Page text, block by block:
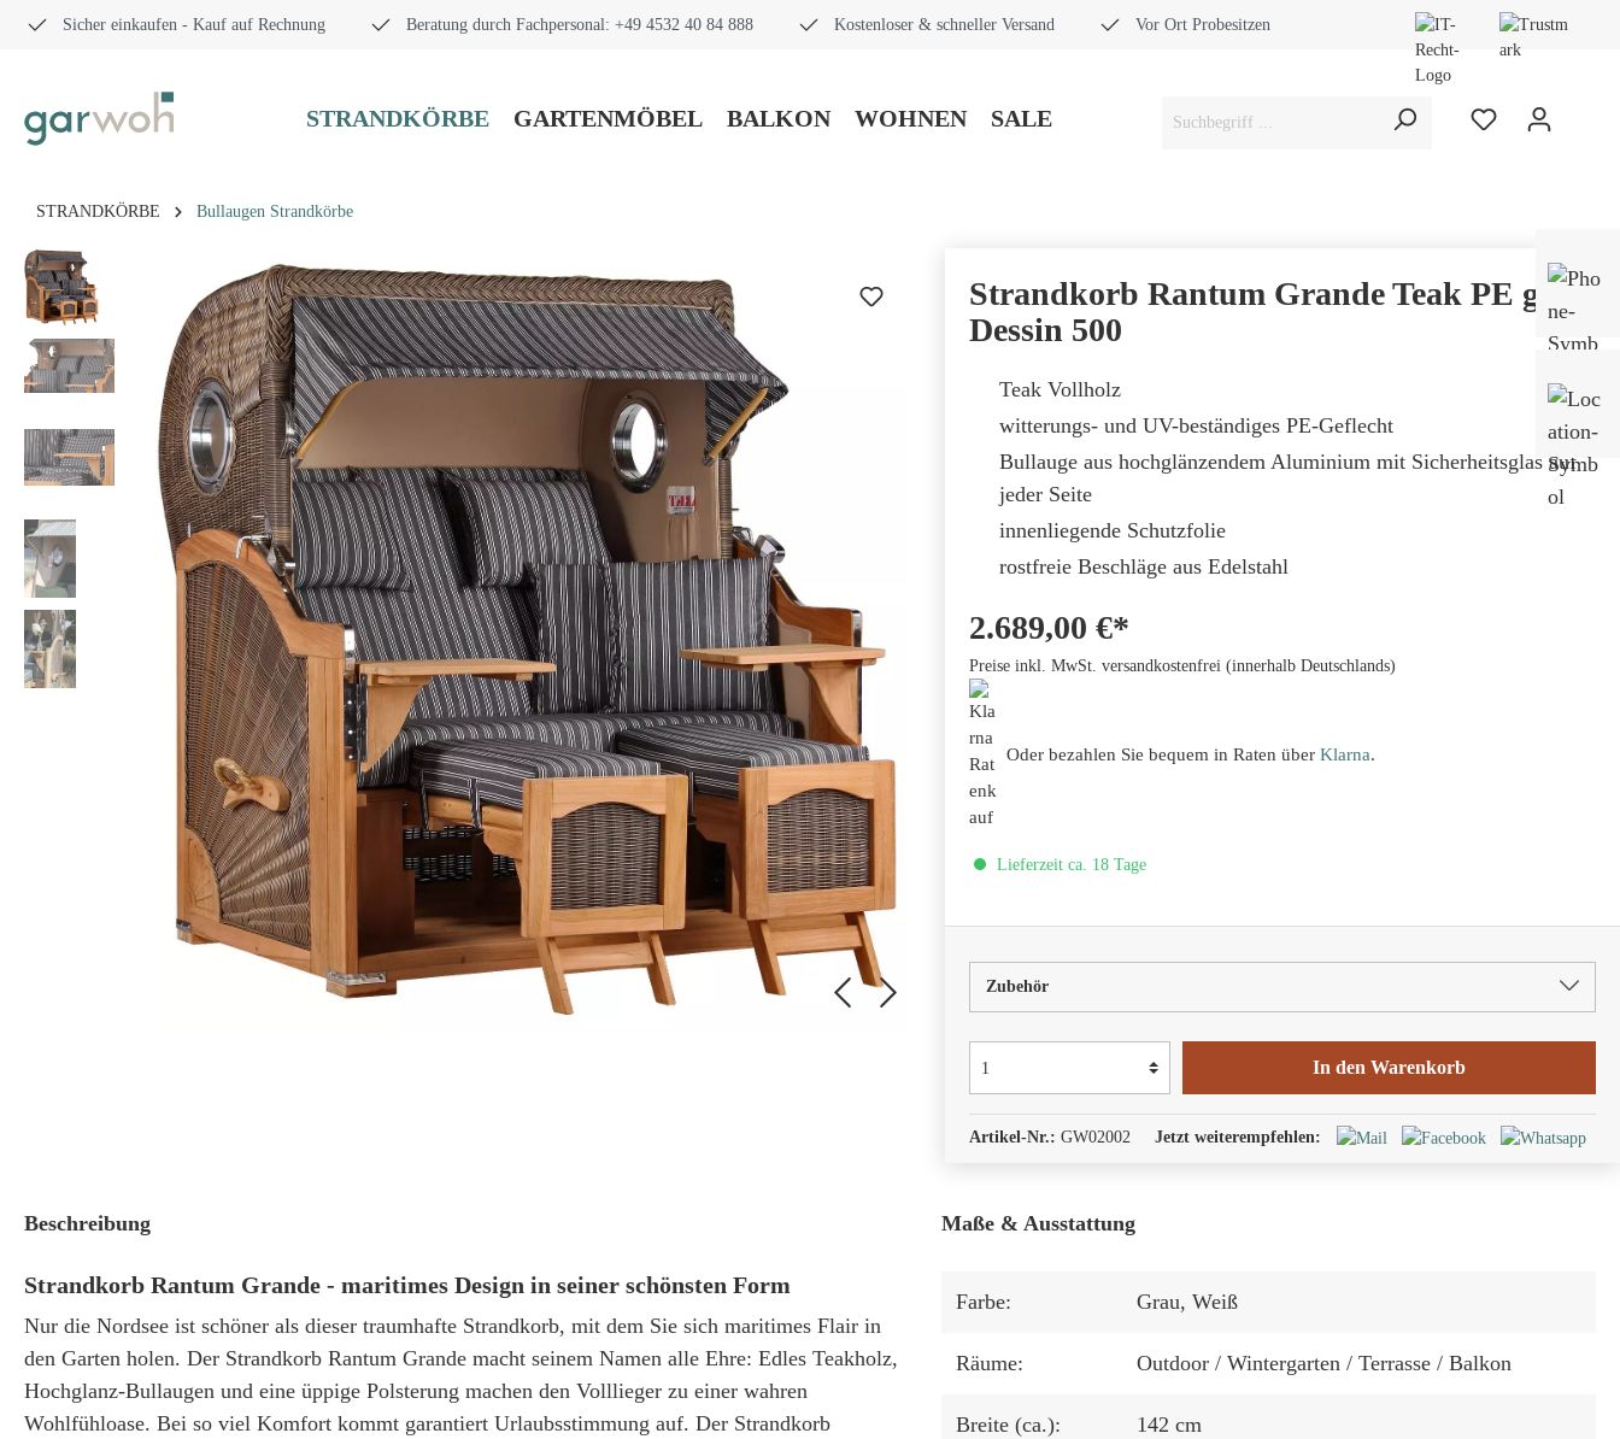
Sicher einkaufen - Kauf auf Rechnung Beratung durch Fachpersonal: +49 4532 40 84 888 Kostenloser & schneller Versand Vor Ort Probesitzen
STRANDKÖRBE GARTENMÖBEL BALKON WOHNEN SALE
STRANDKÖRBE Bullaugen Strandkörbe
Strandkorb Rantum Grande Teak PE grey
Dessin 500
Teak Vollholz
witterungs- und UV-beständiges PE-Geflecht
Bullauge aus hochglänzendem Aluminium mit Sicherheitsglas auf
jeder Seite
innenliegende Schutzfolie
rostfreie Beschläge aus Edelstahl
2.689,00 €*
Preise inkl. MwSt. versandkostenfrei (innerhalb Deutschlands)
Oder bezahlen Sie bequem in Raten über Klarna.
Lieferzeit ca. 18 Tage
Zubehör
In den Warenkorb
Artikel-Nr.: GW02002 Jetzt weiterempfehlen:
Beschreibung
Strandkorb Rantum Grande - maritimes Design in seiner schönsten Form
Nur die Nordsee ist schöner als dieser traumhafte Strandkorb, mit dem Sie sich maritimes Flair in
den Garten holen. Der Strandkorb Rantum Grande macht seinem Namen alle Ehre: Edles Teakholz,
Hochglanz-Bullaugen und eine üppige Polsterung machen den Volllieger zu einer wahren
Wohlfühloase. Bei so viel Komfort kommt garantiert Urlaubsstimmung auf. Der Strandkorb
Maße & Ausstattung
Farbe: Grau, Weiß
Räume: Outdoor / Wintergarten / Terrasse / Balkon
Breite (ca.): 142 cm